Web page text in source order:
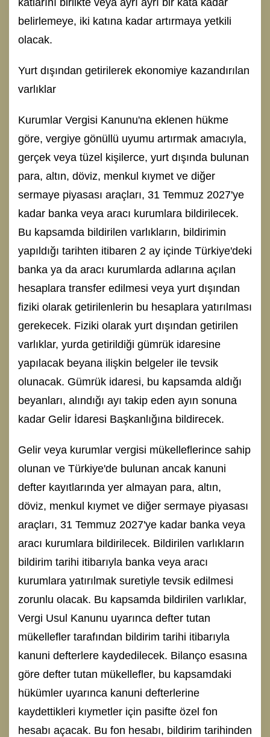
belirlemeye, iki katına kadar artırmaya yetkili
olacak.
Yurt dışından getirilerek ekonomiye kazandırılan
varlıklar
Kurumlar Vergisi Kanunu'na eklenen hükme
göre, vergiye gönüllü uyumu artırmak amacıyla,
gerçek veya tüzel kişilerce, yurt dışında bulunan
para, altın, döviz, menkul kıymet ve diğer
sermaye piyasası araçları, 31 Temmuz 2027'ye
kadar banka veya aracı kurumlara bildirilecek.
Bu kapsamda bildirilen varlıkların, bildirimin
yapıldığı tarihten itibaren 2 ay içinde Türkiye'deki
banka ya da aracı kurumlarda adlarına açılan
hesaplara transfer edilmesi veya yurt dışından
fiziki olarak getirilenlerin bu hesaplara yatırılması
gerekecek. Fiziki olarak yurt dışından getirilen
varlıklar, yurda getirildiği gümrük idaresine
yapılacak beyana ilişkin belgeler ile tevsik
olunacak. Gümrük idaresi, bu kapsamda aldığı
beyanları, alındığı ayı takip eden ayın sonuna
kadar Gelir İdaresi Başkanlığına bildirecek.
Gelir veya kurumlar vergisi mükelleflerince sahip
olunan ve Türkiye'de bulunan ancak kanuni
defter kayıtlarında yer almayan para, altın,
döviz, menkul kıymet ve diğer sermaye piyasası
araçları, 31 Temmuz 2027'ye kadar banka veya
aracı kurumlara bildirilecek. Bildirilen varlıkların
bildirim tarihi itibarıyla banka veya aracı
kurumlara yatırılmak suretiyle tevsik edilmesi
zorunlu olacak. Bu kapsamda bildirilen varlıklar,
Vergi Usul Kanunu uyarınca defter tutan
mükellefler tarafından bildirim tarihi itibarıyla
kanuni defterlere kaydedilecek. Bilanço esasına
göre defter tutan mükellefler, bu kapsamdaki
hükümler uyarınca kanuni defterlerine
kaydettikleri kıymetler için pasifte özel fon
hesabı açacak. Bu fon hesabı, bildirim tarihinden